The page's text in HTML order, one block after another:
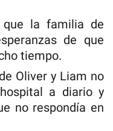
que la familia de
de que
tiempo.
Oliver y Liam no
a diario y
no respondía en